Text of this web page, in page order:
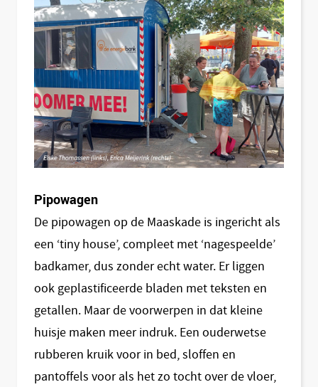
Pipowagen
De pipowagen op de Maaskade is ingericht als
een ‘tiny house’, compleet met ‘nagespeelde’
badkamer, dus zonder echt water. Er liggen
ook geplastificeerde bladen met teksten en
getallen. Maar de voorwerpen in dat kleine
huisje maken meer indruk. Een ouderwetse
rubberen kruik voor in bed, sloffen en
pantoffels voor als het zo tocht over de vloer,